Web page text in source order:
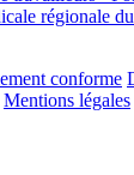
régionale
conforme
Mentions légales